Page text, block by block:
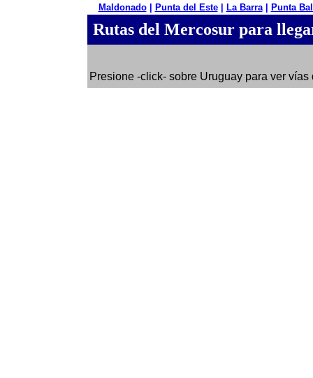
Maldonado Punta del Este| La Barra| Punta
Rutas del Mercosur para
Presione -click- sobre Uruguay para ver